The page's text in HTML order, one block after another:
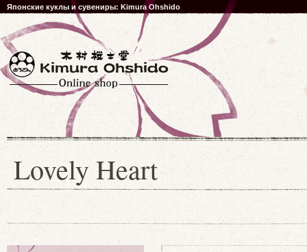
Японские куклы и сувениры: Kimura Ohshido
Lovely Heart